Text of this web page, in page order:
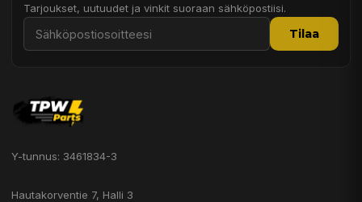
Tarjoukset, uutuudet ja vinkit suoraan sähköpostiisi.
Tilaa
Y-tunnus: 3461834-3
Hautakorventie 7, Halli 3